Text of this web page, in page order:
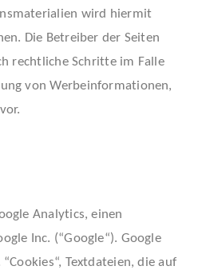
wird hiermit
Die Betreiber der Seiten
rechtliche Schritte im Falle
von Werbeinformationen,
Analytics, einen
Inc. (“Google“). Google
Textdateien, die auf